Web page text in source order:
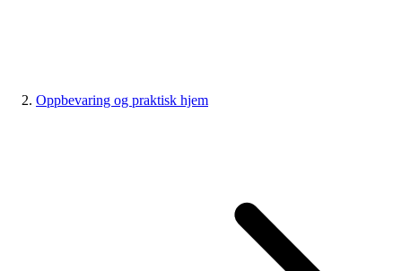
Oppbevaring og praktisk hjem